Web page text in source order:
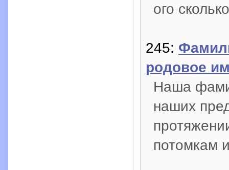
ого
245:
родовое
Наша
наших
потомкам